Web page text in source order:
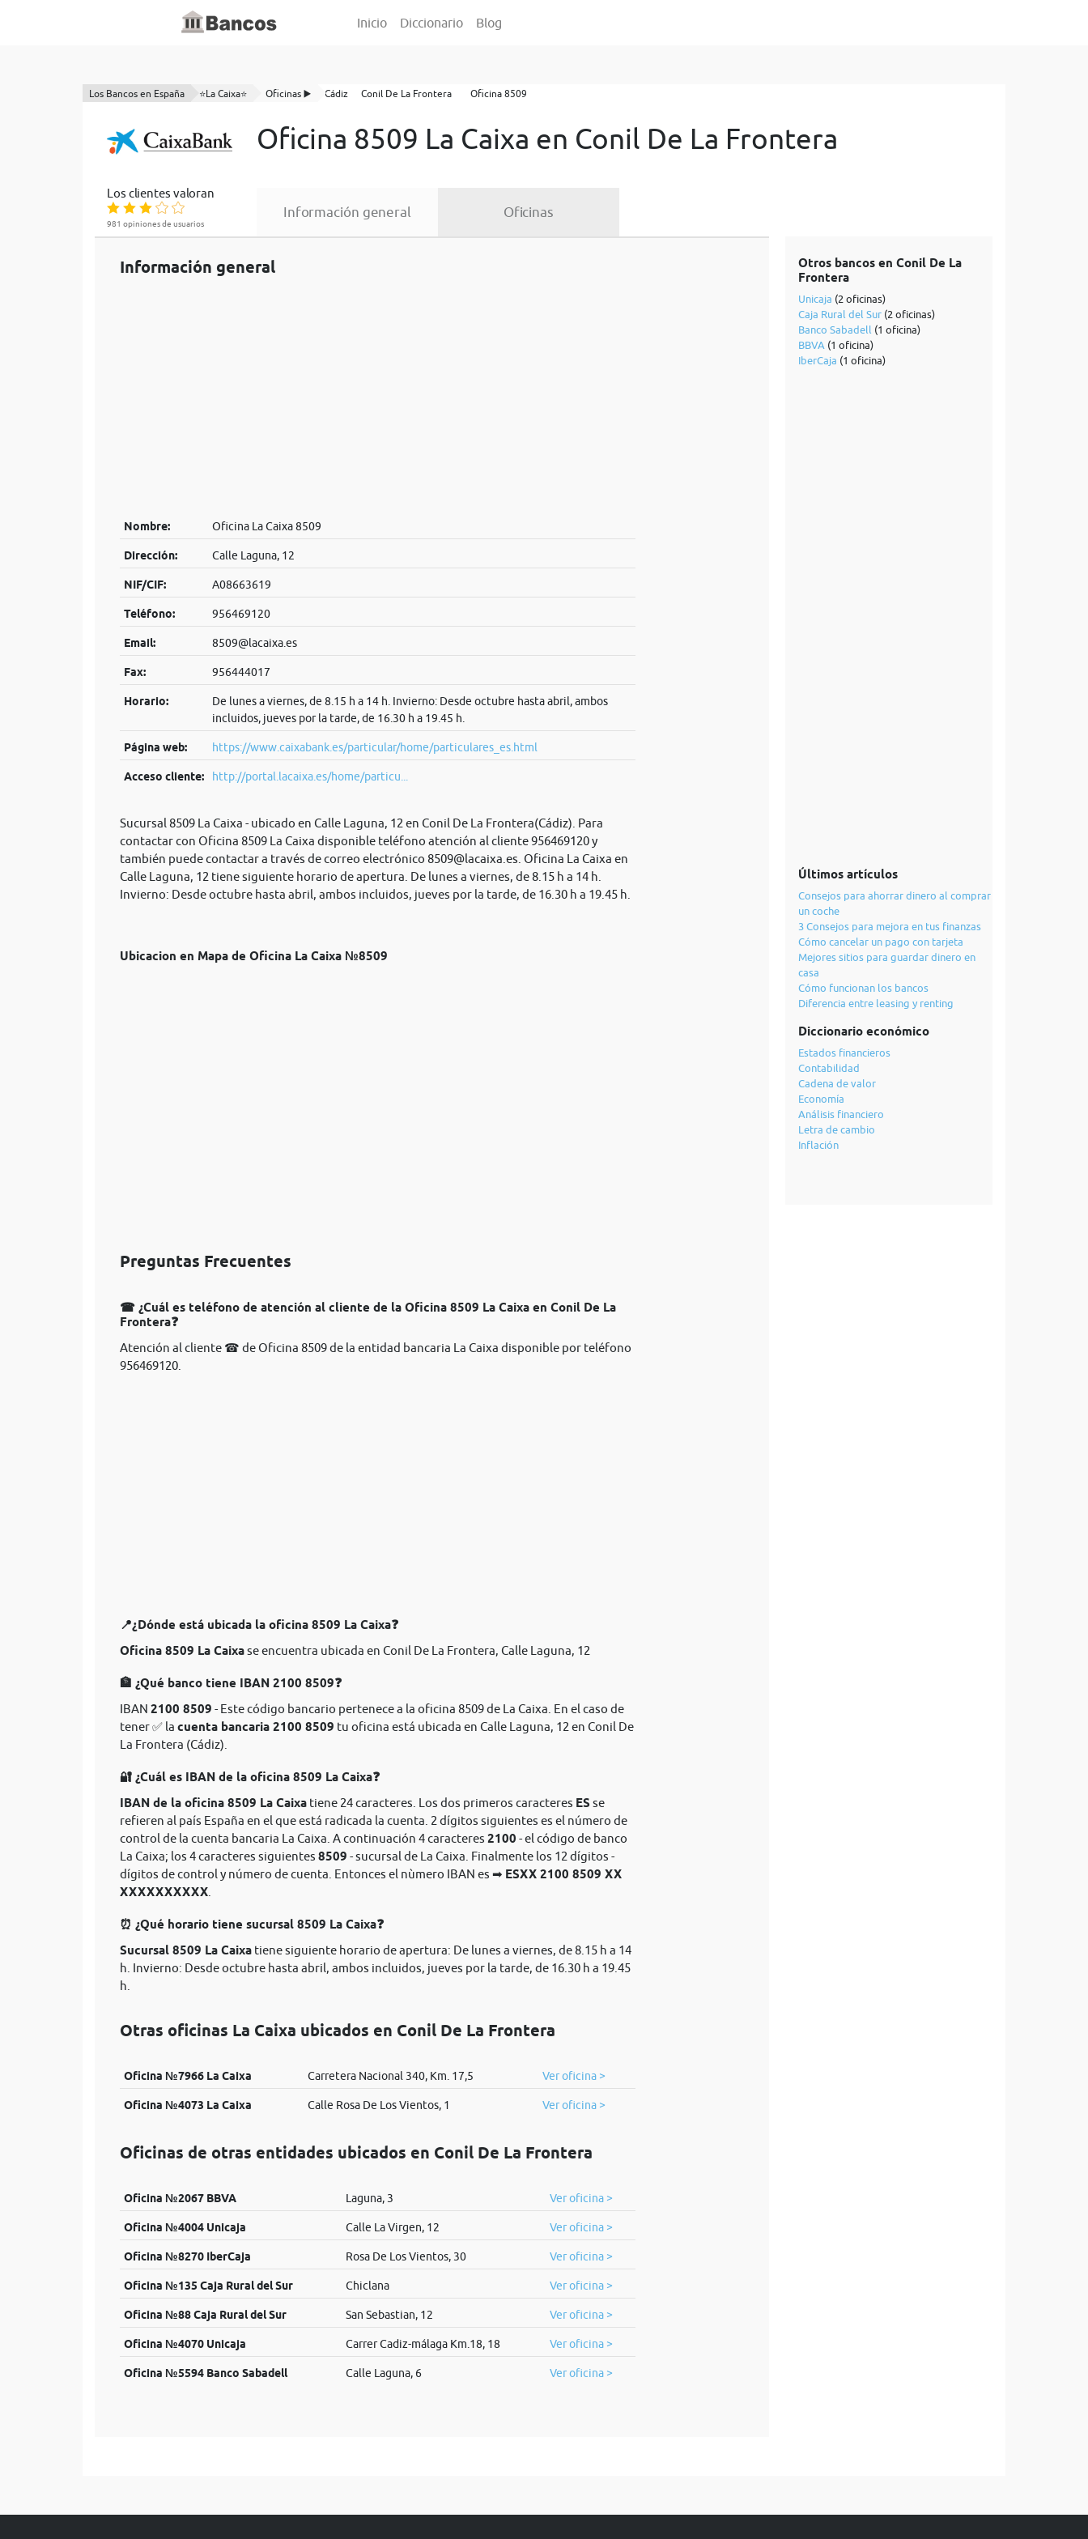
Inicio Diccionario Blog
Los Bancos en España ⭐La Caixa⭐ Oficinas ▶️ Cádiz Conil De La Frontera Oficina 8509
Oficina 8509 La Caixa en Conil De La Frontera
Los clientes valoran
981 opiniones de usuarios
Información general Oficinas
Información general
Nombre: Oficina La Caixa 8509
Dirección: Calle Laguna, 12
NIF/CIF: A08663619
Teléfono: 956469120
Email: 8509@lacaixa.es
Fax: 956444017
Horario:
De lunes a viernes, de 8.15 h a 14 h. Invierno: Desde octubre hasta abril, ambos
incluidos, jueves por la tarde, de 16.30 h a 19.45 h.
Página web: https://www.caixabank.es/particular/home/particulares_es.html
Acceso cliente: http://portal.lacaixa.es/home/particu...
Sucursal 8509 La Caixa - ubicado en Calle Laguna, 12 en Conil De La Frontera(Cádiz). Para
contactar con Oficina 8509 La Caixa disponible teléfono atención al cliente 956469120 y
también puede contactar a través de correo electrónico 8509@lacaixa.es . Oficina La Caixa en
Calle Laguna, 12 tiene siguiente horario de apertura. De lunes a viernes, de 8.15 h a 14 h.
Invierno: Desde octubre hasta abril, ambos incluidos, jueves por la tarde, de 16.30 h a 19.45 h.
Ubicacion en Mapa de Oficina La Caixa №8509
Preguntas Frecuentes
☎ ¿Cuál es teléfono de atención al cliente de la Oficina 8509 La Caixa en Conil De La
Frontera❓
Atención al cliente ☎ de Oficina 8509 de la entidad bancaria La Caixa disponible por teléfono
956469120.
📍¿Dónde está ubicada la oficina 8509 La Caixa❓
Oficina 8509 La Caixase encuentra ubicada en Conil De La Frontera, Calle Laguna, 12
🏦 ¿Qué banco tiene IBAN 2100 8509❓
IBAN 2100 8509 - Este código bancario pertenece a la oficina 8509 de La Caixa. En el caso de
tener ✅ la cuenta bancaria 2100 8509 tu oficina está ubicada en Calle Laguna, 12 en Conil De
La Frontera (Cádiz).
🔐 ¿Cuál es IBAN de la oficina 8509 La Caixa❓
IBAN de la oficina 8509 La Caixa tiene 24 caracteres. Los dos primeros caracteres ES se
refieren al país España en el que está radicada la cuenta. 2 dígitos siguientes es el número de
control de la cuenta bancaria La Caixa. A continuación 4 caracteres 2100 - el código de banco
La Caixa; los 4 caracteres siguientes 8509 - sucursal de La Caixa. Finalmente los 12 dígitos -
dígitos de control y número de cuenta. Entonces el nùmero IBAN es ➡ ESXX 2100 8509 XX
XXXXXXXXXX
⏰ ¿Qué horario tiene sucursal 8509 La Caixa❓
Sucursal 8509 La Caixa tiene siguiente horario de apertura: De lunes a viernes, de 8.15 h a 14
h. Invierno: Desde octubre hasta abril, ambos incluidos, jueves por la tarde, de 16.30 h a 19.45
h.
Otras oficinas La Caixa ubicados en Conil De La Frontera
Oficina №7966 La Caixa Carretera Nacional 340, Km. 17,5 Ver oficina >
Oficina №4073 La Caixa Calle Rosa De Los Vientos, 1 Ver oficina >
Oficinas de otras entidades ubicados en Conil De La Frontera
Oficina №2067 BBVA Laguna, 3 Ver oficina >
Oficina №4004 Unicaja Calle La Virgen, 12 Ver oficina >
Oficina №8270 IberCaja Rosa De Los Vientos, 30 Ver oficina >
Oficina №135 Caja Rural del Sur Chiclana Ver oficina >
Oficina №88 Caja Rural del Sur San Sebastian, 12 Ver oficina >
Oficina №4070 Unicaja Carrer Cadiz-málaga Km.18, 18 Ver oficina >
Oficina №5594 Banco Sabadell Calle Laguna, 6 Ver oficina >
Otros bancos en Conil De La
Frontera
Unicaja (2 oficinas)
Caja Rural del Sur(2 oficinas)
Banco Sabadell (1 oficina)
BBVA (1 oficina)
IberCaja (1 oficina)
Últimos artículos
Consejos para ahorrar dinero al comprar
un coche
3 Consejos para mejora en tus finanzas
Cómo cancelar un pago con tarjeta
Mejores sitios para guardar dinero en
casa
Cómo funcionan los bancos
Diferencia entre leasing y renting
Diccionario económico
Estados financieros
Contabilidad
Cadena de valor
Economía
Análisis financiero
Letra de cambio
Inflación